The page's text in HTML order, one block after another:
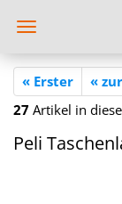
« Erster «
27 Artikel in
Peli